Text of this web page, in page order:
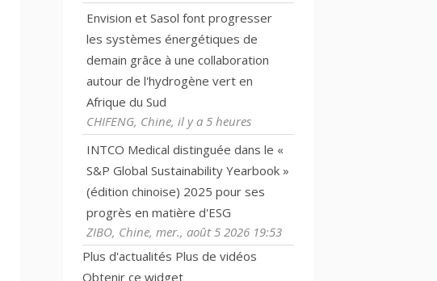
Envision et Sasol font progresser
les systèmes énergétiques de
demain grâce à une collaboration
autour de l'hydrogène vert en
Afrique du Sud
CHIFENG, Chine, il y a 5 heures
INTCO Medical distinguée dans le «
S&P Global Sustainability Yearbook »
(édition chinoise) 2025 pour ses
progrès en matière d'ESG
ZIBO, Chine, mer., août 5 2026 19:53
Plus d'actualités Plus de vidéos
Obtenir ce widget